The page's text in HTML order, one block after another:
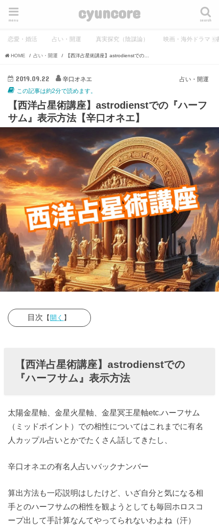
cyuncore search
menu
恋愛・婚活 占い・開運 真実探究（陰謀論） 映画・海外ドラマ・
HOME 占い・開運
占い・開運
2019.09.22
辛口オネエ
この記事は約2分で読めます。
【西洋占星術講座】astrodienstでの『ハーフ
サム』表示方法【辛口オネエ】
目次 【開く 】
astrodienstで
の『ハーフサ
【西洋占星術講座】astrodienstでの
『ハーフサム』表示方法
太陽金星軸、金星火星軸、金星冥王星軸etc.ハーフサム
（ミッドポイント）での相性についてはこれまでに有名
人カップル占いとかでたくさん話してきたし、
辛口オネエの有名人占いバックナンバー
算出方法も一応説明はしたけど、いざ自分と気になる相
手とのハーフサムの相性を観ようとしても毎回ホロスコ
ープ出して手計算なんてやってられないわよね（汗）